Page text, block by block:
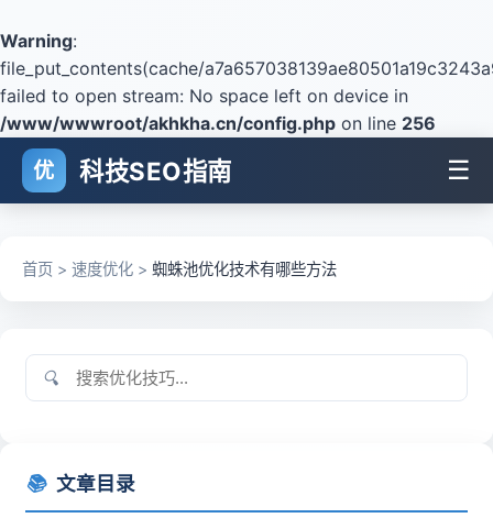
Warning:
file_put_contents(cache/
failed to open stream: No space left on device in
/www/wwwroot/akhkha.cn/config.php on line 256
优 科技SEO指南 ☰
首页 > 速度优化 > 蜘蛛池优化技术有哪些方法
🔍
📚 文章目录